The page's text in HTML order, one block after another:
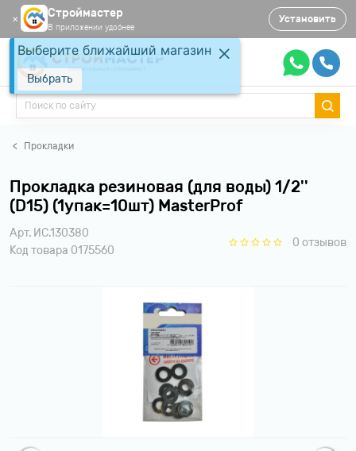
✕ Строймастер
В приложении удобнее
Установить
Прокладки
Прокладка резиновая (для воды) 1/2''
(D15) (1упак=10шт) MasterProf
Арт. ИС.130380
Код товара 0175560
0 отзывов
Выберите ближайший магазин
Выбрать